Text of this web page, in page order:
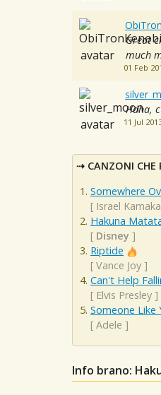
Great
much
01 Feb
Haha,
11 Jul
CANZONI CHE
Somewhere
[ Israel
Hakuna
[ Disney ]
Riptide
[ Vance Joy ]
Can't Help
[ Elvis Presley ]
Someone Like
[ Adele ]
Info brano: